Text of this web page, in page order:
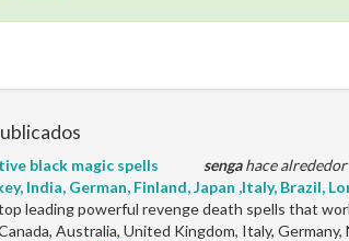
sengahace alrededor
black magic spells
India, German, Finland, Japan ,Italy, Brazil,
leading powerful revenge death spells that
Australia, United Kingdom, Italy, Germany,